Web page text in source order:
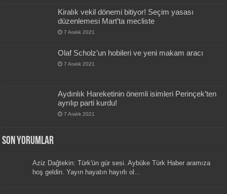
Kiralık vekil dönemi bitiyor! Seçim yasası
düzenlemesi Mart’ta mecliste
7 Aralık 2021
Olaf Scholz’un hobileri ve yeni makam aracı
7 Aralık 2021
Aydınlık Hareketinin önemli isimleri Perinçek’ten
ayrılıp parti kurdu!
7 Aralık 2021
Son Yorumlar
Aziz Dağtekin: Türk'ün gür sesi. Aybüke Türk Haber aramıza
hoş geldin. Yayın hayatın hayırlı ol...